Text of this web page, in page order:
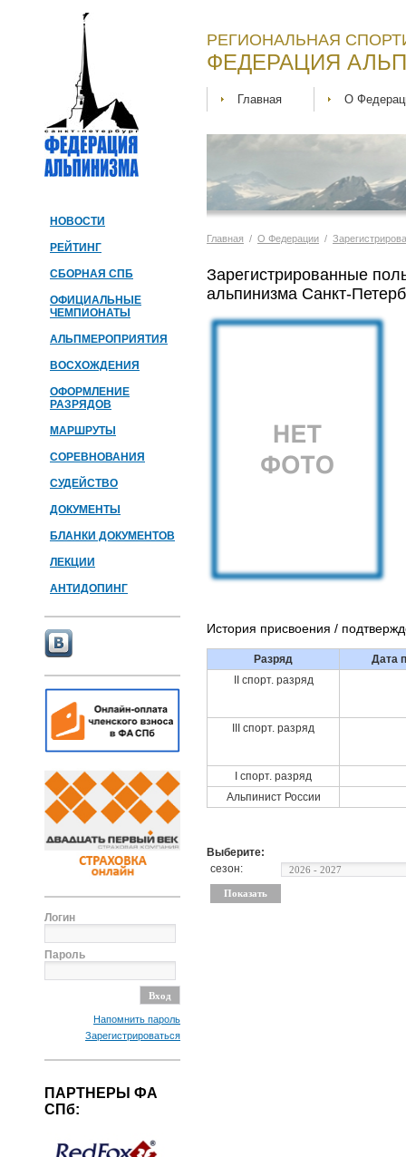
НОВОСТИ
РЕЙТИНГ
СБОРНАЯ СПБ
ОФИЦИАЛЬНЫЕ
ЧЕМПИОНАТЫ
АЛЬПМЕРОПРИЯТИЯ
ВОСХОЖДЕНИЯ
ОФОРМЛЕНИЕ
РАЗРЯДОВ
МАРШРУТЫ
СОРЕВНОВАНИЯ
СУДЕЙСТВО
ДОКУМЕНТЫ
БЛАНКИ ДОКУМЕНТОВ
ЛЕКЦИИ
АНТИДОПИНГ
Логин
Пароль
Напомнить пароль
Зарегистрироваться
ПАРТНЕРЫ ФА
СПб:
РЕГИОНАЛЬНАЯ
ФЕДЕРАЦИЯ
Главная О
Главная / О Федерации /
Зарегистрированные
альпинизма Санкт-
История присвоения /
Разряд
Дата
II спорт. разряд
III спорт. разряд
I спорт. разряд
Альпинист России
Выберите:
сезон: